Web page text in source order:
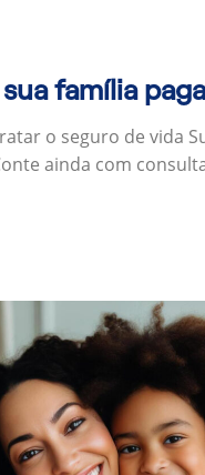
família
o seguro de vida
ainda com